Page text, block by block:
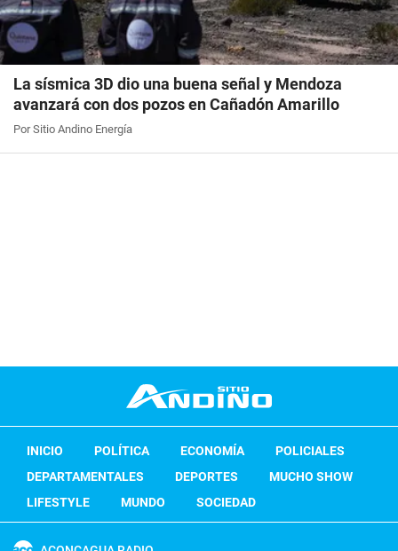
La sísmica 3D dio una buena señal y Mendoza
avanzará con dos pozos en Cañadón Amarillo
Por Sitio Andino Energía
INICIO POLÍTICA ECONOMÍA
POLICIALES
DEPARTAMENTALES
DEPORTES
MUCHO SHOW
LIFESTYLE
MUNDO SOCIEDAD